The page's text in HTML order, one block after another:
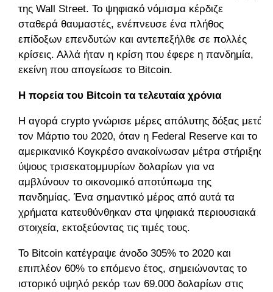
της Wall Street. Το ψηφιακό νόμισμα κέρδιζε
σταθερά θαυμαστές, ενέπνευσε ένα πλήθος
επίδοξων επενδυτών και αντεπεξήλθε σε πολλές
κρίσεις. Αλλά ήταν η κρίση που έφερε η πανδημία,
εκείνη που απογείωσε το Bitcoin.
Η πορεία του Bitcoin τα τελευταία χρόνια
H αγορά crypto γνώρισε μέρες απόλυτης δόξας μετά
τον Μάρτιο του 2020, όταν η Federal Reserve και το
αμερικανικό Κογκρέσο ανακοίνωσαν μέτρα στήριξης
ύψους τρισεκατομμυρίων δολαρίων για να
αμβλύνουν το οικονομικό αποτύπωμα της
πανδημίας. Ένα σημαντικό μέρος από αυτά τα
χρήματα κατευθύνθηκαν στα ψηφιακά περιουσιακά
στοιχεία, εκτοξεύοντας τις τιμές τους.
Το Bitcoin κατέγραψε άνοδο 305% το 2020 και
επιπλέον 60% το επόμενο έτος, σημειώνοντας το
ιστορικό υψηλό ρεκόρ των 69.000 δολαρίων στις